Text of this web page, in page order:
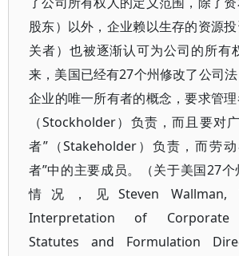
股东）以外，企业赖以生存的资源
关者）也被逐渐认可为公司的所有
来，美国已经有27个州修改了公司
企业的唯一所有者的概念，要求管
（Stockholder）负责，而且要对
者”（Stakeholder）负责，而劳
者”中的主要成员。（关于美国27
情况，见Steven Wallman,
Interpretation of Corporate
Statutes and Formulation